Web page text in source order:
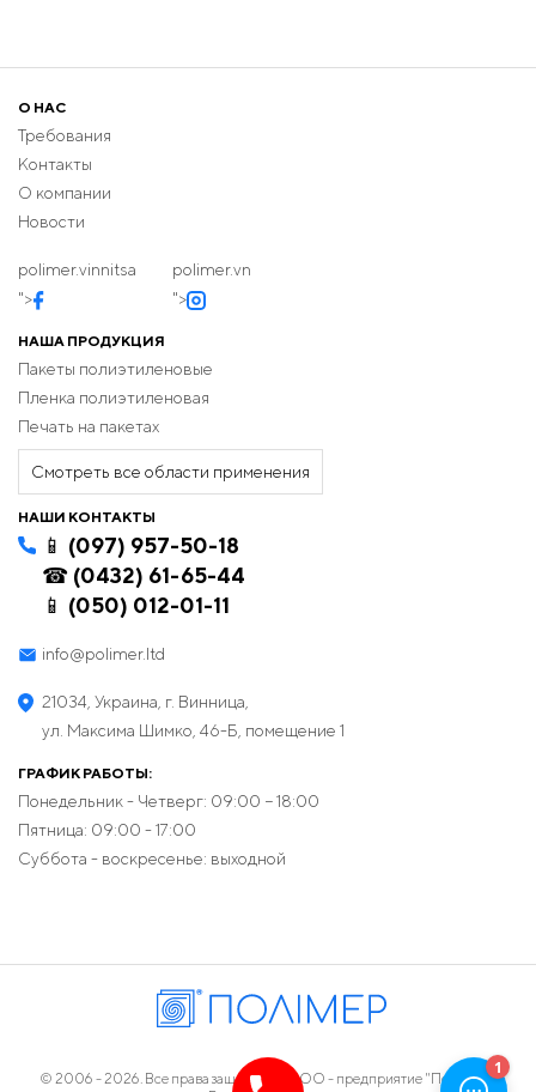
О НАС
Требования
Контакты
О компании
Новости
polimer.vinnitsa
">
polimer.vn
">
НАША ПРОДУКЦИЯ
Пакеты полиэтиленовые
Пленка полиэтиленовая
Печать на пакетах
Смотреть все области применения
НАШИ КОНТАКТЫ
📱 (097) 957-50-18
☎ (0432) 61-65-44
📱 (050) 012-01-11
info@polimer.ltd
21034, Украина, г. Винница,
ул. Максима Шимко, 46-Б, помещение 1
ГРАФИК РАБОТЫ:
Понедельник - Четверг: 09:00 − 18:00
Пятница: 09:00 - 17:00
Суббота - воскресенье: выходной
© 2006 - 2026. Все права защищены. ООО - предприятие "Полимер",